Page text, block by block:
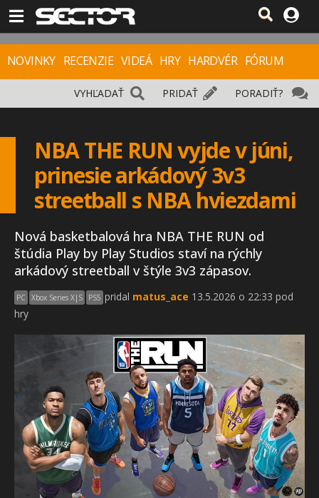
NOVINKY RECENZIE VIDEÁ HRY HARDVÉR FÓRUM
PORADIŤ?
PRIDAŤ
VYHĽADAŤ
NBA THE RUN vyjde v júni,
prinesie arkádový 3v3
streetball s NBA hviezdami
Nová basketbalová hra NBA THE RUN od
štúdia Play by Play Studios staví na rýchly
arkádový streetball v štýle 3v3 zápasov.
PC Xbox Series X|S PS5 pridal matus_ace 13.5.2026 o 22:33 pod
hry